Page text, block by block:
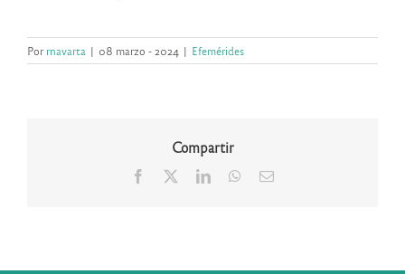
Porrnavarta | 08 marzo - 2024 | Efemérides
Compartir
Facebook LinkedInWhatsApp
Correo